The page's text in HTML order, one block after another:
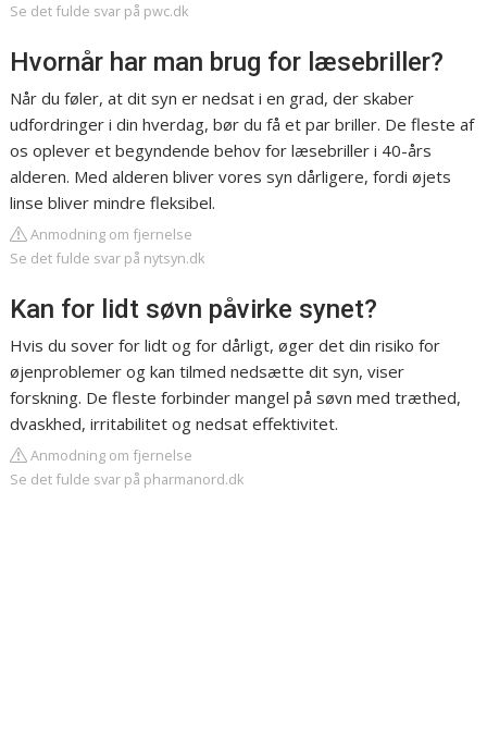
Se det fulde svar på pwc.dk
Hvornår har man brug for læsebriller?
Når du føler, at dit syn er nedsat i en grad, der skaber
udfordringer i din hverdag, bør du få et par briller. De fleste af
os oplever et begyndende behov for læsebriller i 40-års
alderen. Med alderen bliver vores syn dårligere, fordi øjets
linse bliver mindre fleksibel.
Anmodning om fjernelse
Se det fulde svar på nytsyn.dk
Kan for lidt søvn påvirke synet?
Hvis du sover for lidt og for dårligt, øger det din risiko for
øjenproblemer og kan tilmed nedsætte dit syn, viser
forskning. De fleste forbinder mangel på søvn med træthed,
dvaskhed, irritabilitet og nedsat effektivitet.
Anmodning om fjernelse
Se det fulde svar på pharmanord.dk